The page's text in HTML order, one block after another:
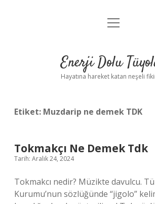
Anasayfa
Yasal Uyarı
menüyü
Enerji Dolu
Hayatına hareket katan neşeli
Etiket: Muzdarip ne demek TDK
Tokmakçı Ne Demek Tdk
Tarih: Aralık 24, 2024
Tokmakcı nedir? Müzikte davulcu.
Kurumu’nun sözlüğünde “jigolo”